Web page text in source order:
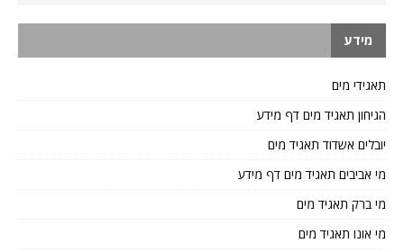
מידע
תאגידי מים
הגיחון תאגיד מים דף מידע
יובלים אשדוד תאגיד מים
מי אביבים תאגיד מים דף מידע
מי ברק תאגיד מים
מי אונו תאגיד מים